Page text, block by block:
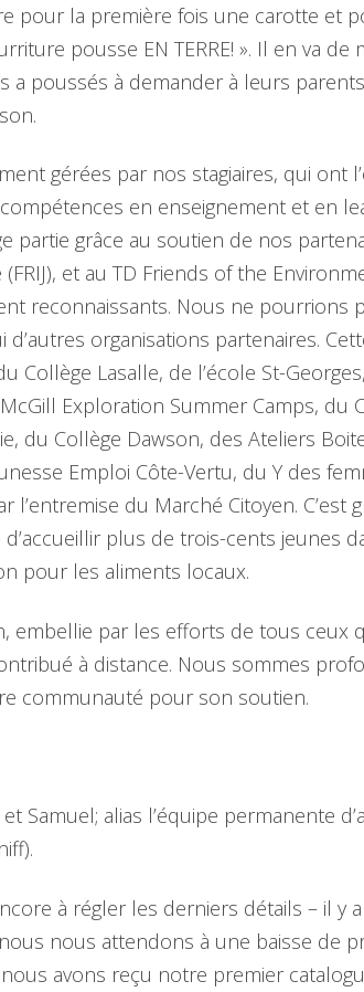
pour la première fois une carotte et
pousse EN TERRE! ». Il en va
a poussés à demander à leurs
gérées par nos stagiaires, qui ont
en enseignement et en
partie grâce au soutien de nos
et au TD Friends of the
reconnaissants. Nous ne pourrions
d’autres organisations partenaires.
Collège Lasalle, de l’école St-
Exploration Summer Camps, du
du Collège Dawson, des Ateliers
Emploi Côte-Vertu, du Y des
l’entremise du Marché Citoyen. C’est
plus de trois-cents jeunes
pour les aliments locaux.
embellie par les efforts de tous ceux
à distance. Nous sommes
communauté pour son soutien.
Samuel; alias l’équipe permanente
à régler les derniers détails – il y
nous attendons à une baisse de
nous avons reçu notre premier